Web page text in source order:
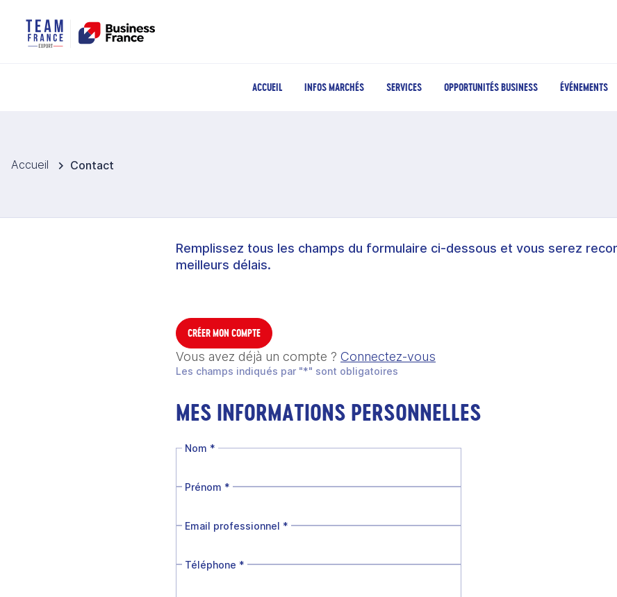
ACCUEIL INFOS MARCHÉS SERVICES OPPORTUNITÉS BUSINESS ÉVÉNEMENTS
Accueil Contact
Remplissez tous les champs du formulaire ci-dessous et vous serez
meilleurs délais.
CRÉER MON COMPTE
Vous avez déjà un compte ? Connectez-vous
Les champs indiqués par "*" sont obligatoires
MES INFORMATIONS PERSONNELLES
Nom *
Prénom *
Email professionnel *
Téléphone *